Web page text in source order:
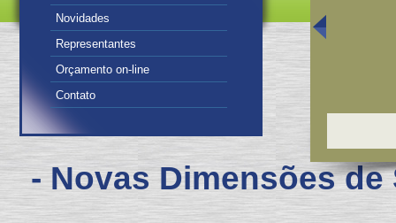
Novidades
Representantes
Orçamento on-line
Contato
- Novas Dimensões